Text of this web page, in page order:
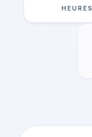
HEURES